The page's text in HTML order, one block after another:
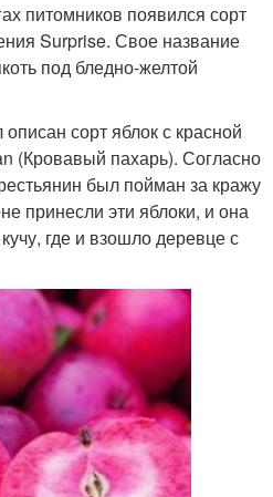
питомников появился сорт
Surprise. Свое название
под бледно-желтой
сорт яблок с красной
(Кровавый пахарь). Согласно
был пойман за кражу
принесли эти яблоки, и она
где и взошло деревце с